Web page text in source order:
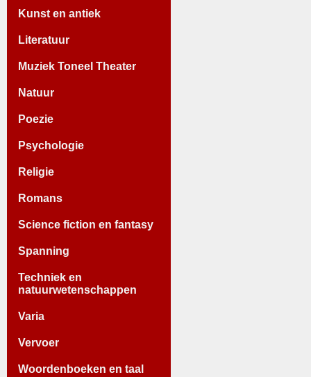
Kunst en antiek
Literatuur
Muziek Toneel Theater
Natuur
Poezie
Psychologie
Religie
Romans
Science fiction en fantasy
Spanning
Techniek en
natuurwetenschappen
Varia
Vervoer
Woordenboeken en taal